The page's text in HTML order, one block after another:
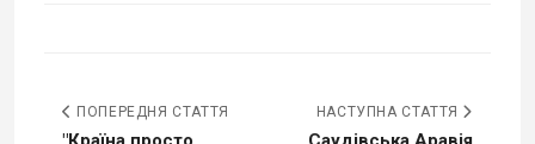
ПОПЕРЕДНЯ СТАТТЯ НАСТУПНА СТАТТЯ